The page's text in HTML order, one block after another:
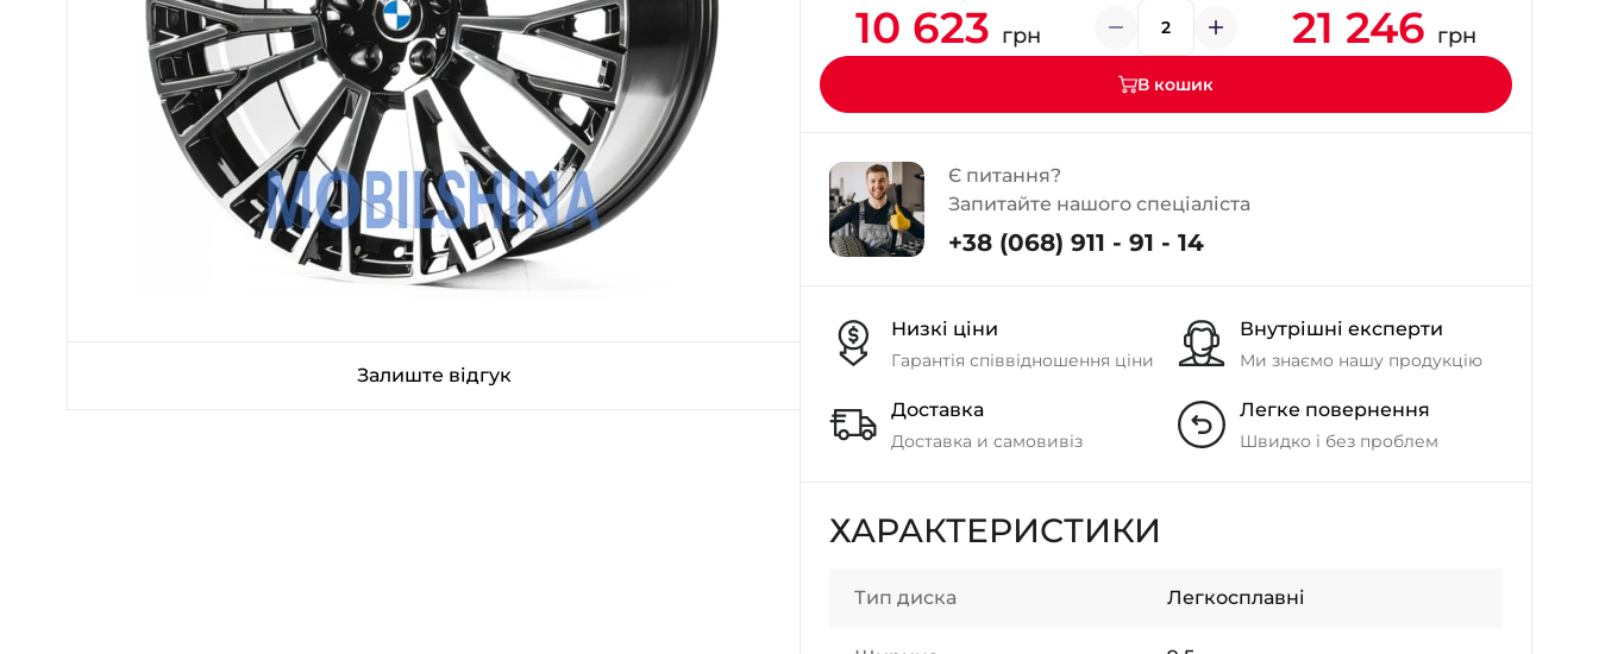
+38 (050)-911-911-2
- Щепкіна
+38 (099)-643-33-77
Залиште відгук
10 623 грн 21 246 грн
В кошик
Є питання?
Запитайте нашого спеціаліста
+38 (068) 911 - 91 - 14
Низкі ціни
Гарантія співвідношення ціни
Внутрішні експерти
Ми знаємо нашу продукцію
Доставка
Доставка и самовивіз
Легке повернення
Швидко і без проблем
ХАРАКТЕРИСТИКИ
Тип диска Легкосплавні